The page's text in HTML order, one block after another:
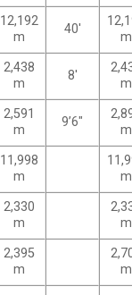
12,192
m
40′
m
2,438
m
8′
m
2,591
m
9’6″
m
11,998
m
m
2,330
m
m
2,395
m
m